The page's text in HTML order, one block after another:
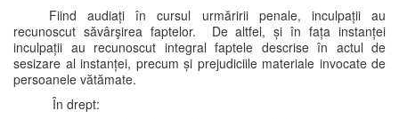
Fiind audiați în cursul urmăririi penale, inculpații au
recunoscut săvârşirea faptelor. De altfel, și în fața instanței
inculpații au recunoscut integral faptele descrise în actul de
sesizare al instanței, precum și prejudiciile materiale invocate de
persoanele vătămate.
În drept: